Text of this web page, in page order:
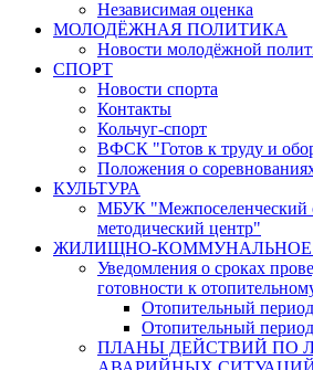
Независимая оценка
МОЛОДЁЖНАЯ ПОЛИТИКА
Новости молодёжной
СПОРТ
Новости спорта
Контакты
Кольчуг-спорт
ВФСК "Готов к труду и
Положения о
КУЛЬТУРА
МБУК "Межпоселенческий
методический центр"
ЖИЛИЩНО-КОММУНАЛЬНОЕ
Уведомления о сроках
готовности к
Отопительный период
Отопительный период
ПЛАНЫ ДЕЙСТВИЙ ПО